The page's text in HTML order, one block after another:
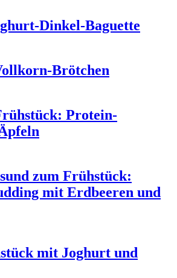
Dinkel-Baguette
Brötchen
Protein-
zum Frühstück:
mit Erdbeeren und
mit Joghurt und